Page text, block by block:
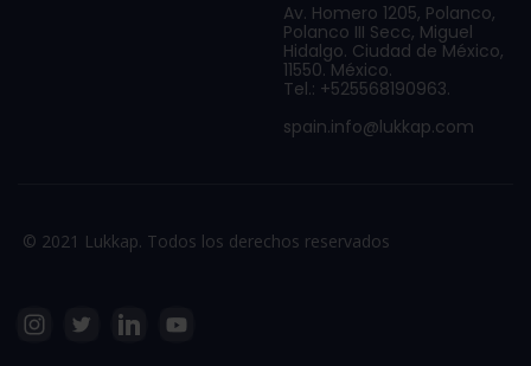
Av. Homero 1205, Polanco,
Polanco III Secc, Miguel
Hidalgo. Ciudad de México,
11550. México.
Tel.: +525568190963.
spain.info@lukkap.com
© 2021 Lukkap. Todos los derechos reservados